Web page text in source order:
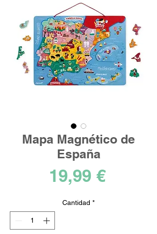
Mapa Magnético de
España
19,99 €Precio
Cantidad *